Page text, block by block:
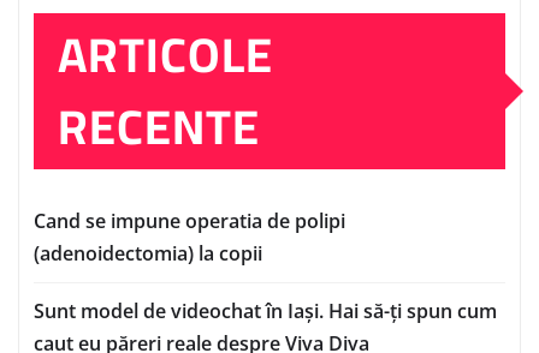
ARTICOLE
RECENTE
Cand se impune operatia de polipi
(adenoidectomia) la copii
Sunt model de videochat în Iași. Hai să-ți spun cum
caut eu păreri reale despre Viva Diva